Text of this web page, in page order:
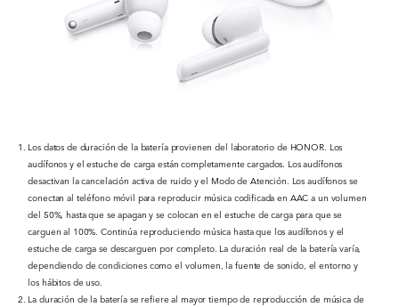
Los datos de duración de la batería provienen del laboratorio de HONOR. Los
audífonos y el estuche de carga están completamente cargados. Los audífonos
desactivan la cancelación activa de ruido y el Modo de Atención. Los audífonos se
conectan al teléfono móvil para reproducir música codificada en AAC a un volumen
del 50%, hasta que se apagan y se colocan en el estuche de carga para que se
carguen al 100%. Continúa reproduciendo música hasta que los audífonos y el
estuche de carga se descarguen por completo. La duración real de la batería varía,
dependiendo de condiciones como el volumen, la fuente de sonido, el entorno y
los hábitos de uso.
La duración de la batería se refiere al mayor tiempo de reproducción de música de